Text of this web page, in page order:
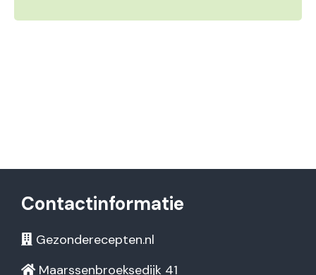
Contactinformatie
Gezonderecepten.nl
Maarssenbroeksedijk 41